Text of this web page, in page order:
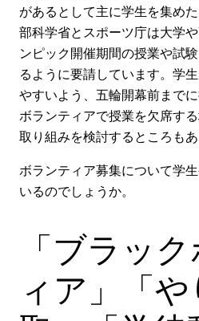
があるとして主に学生を集め
部科学省とスポーツ庁は大学
ンピック開催期間の授業や試
るように要請しています。学
やすいよう、五輪開幕前まで
ボランティアで授業を欠席す
取り組みを検討するところもあ
ボランティア募集について学
いるのでしょうか。
「ブラッ
ィア」「